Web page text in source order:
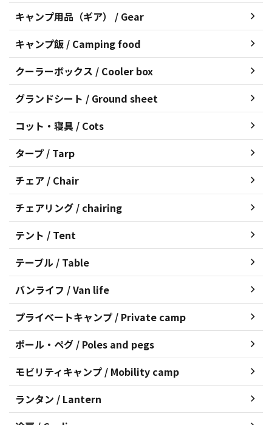
キャンプ用品（ギア） / Gear
キャンプ飯 / Camping food
クーラーボックス / Cooler box
グランドシート / Ground sheet
コット・寝具 / Cots
タープ / Tarp
チェア / Chair
チェアリング / chairing
テント / Tent
テーブル / Table
バンライフ / Van life
プライベートキャンプ / Private camp
ポール・ペグ / Poles and pegs
モビリティキャンプ / Mobility camp
ランタン / Lantern